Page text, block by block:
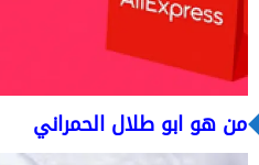
من هو ابو طلال الحمراني